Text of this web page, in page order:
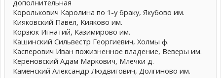
дополнительная
Королькович Каролина по 1-у браку, Якубово им.
Кияковский Павел, Кияково им.
Корзюк Игнатий, Казимирово им.
Кашинский Сильвестр Георгиевич, Холмы ф.
Касперович Иван пожизненное владение, Веверы им.
Кереновский Адам Маркович, Млечки д.
Каменский Александр Людвигович, Долгиново им.